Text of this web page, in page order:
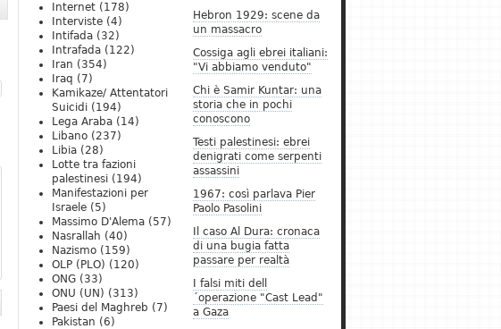
Hebron 1929: scene da
un massacro
Cossiga agli ebrei italiani:
"Vi abbiamo venduto"
Chi è Samir Kuntar: una
storia che in pochi
conoscono
Testi palestinesi: ebrei
denigrati come serpenti
assassini
1967: così parlava Pier
Paolo Pasolini
Il caso Al Dura: cronaca
di una bugia fatta
passare per realtà
I falsi miti dell
´operazione "Cast Lead"
a Gaza
Internet (178)
Interviste (4)
Intifada (32)
Intrafada (122)
Iran (354)
Iraq (7)
Kamikaze/ Attentatori
Suicidi (194)
Lega Araba (14)
Libano (237)
Libia (28)
Lotte tra fazioni
palestinesi (194)
Manifestazioni per
Israele (5)
Massimo D'Alema (57)
Nasrallah (40)
Nazismo (159)
OLP (PLO) (120)
ONG (33)
ONU (UN) (313)
Paesi del Maghreb (7)
Pakistan (6)